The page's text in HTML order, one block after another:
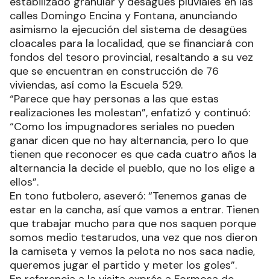
calles Domingo Encina y Fontana, anunciando
asimismo la ejecución del sistema de desagües
cloacales para la localidad, que se financiará con
fondos del tesoro provincial, resaltando a su vez
que se encuentran en construcción de 76
viviendas, así como la Escuela 529.
“Parece que hay personas a las que estas
realizaciones les molestan”, enfatizó y continuó:
“Como los impugnadores seriales no pueden
ganar dicen que no hay alternancia, pero lo que
tienen que reconocer es que cada cuatro años la
alternancia la decide el pueblo, que no los elige a
ellos”.
En tono futbolero, aseveró: “Tenemos ganas de
estar en la cancha, así que vamos a entrar. Tienen
que trabajar mucho para que nos saquen porque
somos medio testarudos, una vez que nos dieron
la camiseta y vemos la pelota no nos saca nadie,
queremos jugar el partido y meter los goles”.